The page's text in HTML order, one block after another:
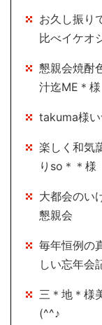
お久し振り
比べイケオ
懇親会焼酎
汁迄ME＊様
takuma様
楽しく和気
りso＊＊様
大都会のい
懇親会
毎年恒例の
しい忘年会
三＊地＊様
(^^♪